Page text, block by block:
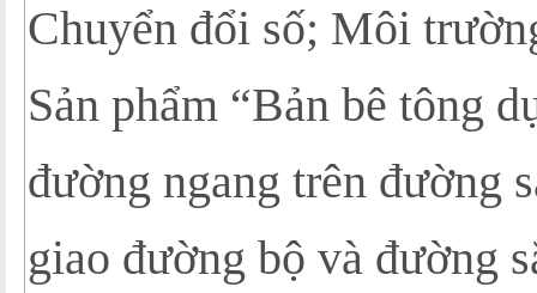
Chuyển đổi số; Môi
Sản phẩm “Bản bê tông
đường ngang trên đường
giao đường bộ và đường